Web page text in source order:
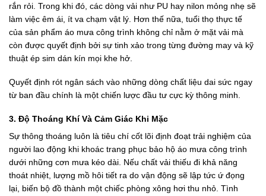
rắn rỏi. Trong khi đó, các dòng vải như PU hay nilon mỏng nhẹ sẽ
làm việc êm ái, ít va chạm vật lý. Hơn thế nữa, tuổi thọ thực tế
của sản phẩm áo mưa công trình không chỉ nằm ở mặt vải mà
còn được quyết định bởi sự tinh xảo trong từng đường may và kỹ
thuật ép sim dán kín mọi khe hở.
Quyết định rót ngân sách vào những dòng chất liệu dai sức ngay
từ ban đầu chính là một chiến lược đầu tư cực kỳ thông minh.
3. Độ Thoáng Khí Và Cảm Giác Khi Mặc
Sự thông thoáng luôn là tiêu chí cốt lõi định đoạt trải nghiệm của
người lao động khi khoác trang phục bảo hộ áo mưa công trình
dưới những cơn mưa kéo dài. Nếu chất vải thiếu đi khả năng
thoát nhiệt, lượng mồ hôi tiết ra do vận động sẽ lập tức ứ đọng
lại, biến bộ đồ thành một chiếc phòng xông hơi thu nhỏ. Tình